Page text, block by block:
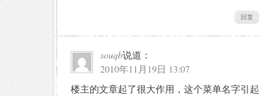
回复
souqb说道：
2010年11月19日 13:07
楼主的文章起了很大作用，这个菜单名字引起